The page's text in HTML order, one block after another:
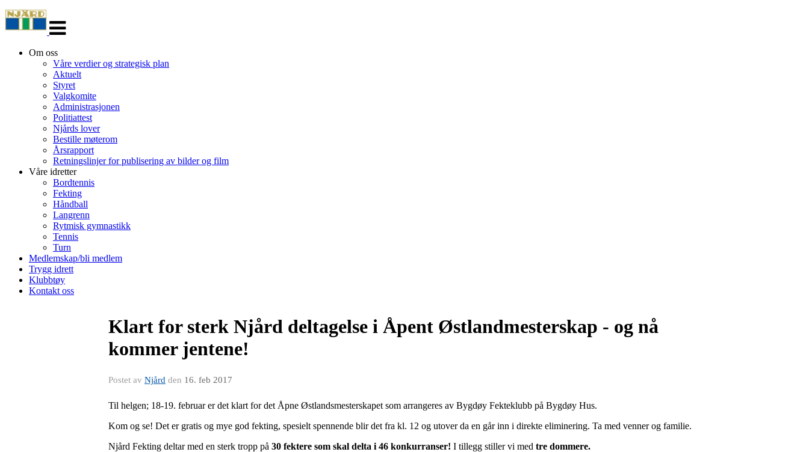
navigasjon
Om oss
Våre verdier og strategisk plan
Aktuelt
Styret
Valgkomite
Administrasjonen
Politiattest
Njårds lover
Bestille møterom
Årsrapport
Retningslinjer for publisering av bilder og film
Våre idretter
Bordtennis
Fekting
Håndball
Langrenn
Rytmisk gymnastikk
Tennis
Turn
Medlemskap/bli medlem
Trygg idrett
Klubbtøy
Kontakt oss
Klart for sterk Njård deltagelse i Åpent Østlandmesterskap - og nå
kommer jentene!
Postet av Njård den 16. feb 2017
Til helgen; 18-19. februar er det klart for det Åpne Østlandsmesterskapet som arrangeres av Bygdøy Fekteklubb på Bygdøy Hus.
Kom og se! Det er gratis og mye god fekting, spesielt spennende blir det fra kl. 12 og utover da en går inn i direkte eliminering. Ta med venner og familie.
Njård Fekting deltar med en sterk tropp på 30 fektere som skal delta i 46 konkurranser! I tillegg stiller vi med tre dommere.